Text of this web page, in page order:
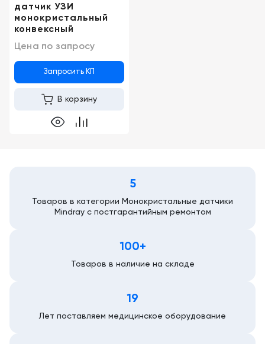
датчик УЗИ
монокристальный
конвексный
Цена по запросу
Запросить КП
В корзину
5
Товаров в категории Монокристальные датчики
Mindray с постгарантийным ремонтом
100+
Товаров в наличие на складе
19
Лет поставляем медицинское оборудование